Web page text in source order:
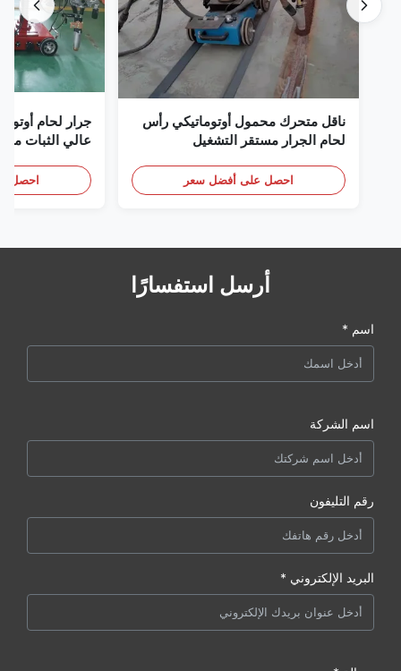
ناقل متحرك محمول أوتوماتيكي رأس
لحام الجرار مستقر التشغيل
احصل على أفضل سعر
جرار لحام
عالي الثبات
احصل
أرسل استفسارًا
اسم *
اسم الشركة
رقم التليفون
البريد الإلكتروني *